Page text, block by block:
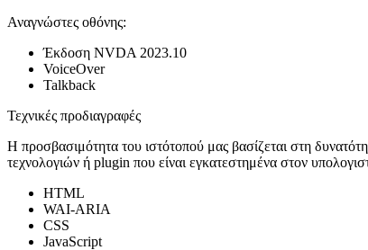
Αναγνώστες οθόνης:
Έκδοση NVDA 2023.10
VoiceOver
Talkback
Τεχνικές προδιαγραφές
Η προσβασιμότητα του ιστότοπού μας βασίζεται στη
τεχνολογιών ή plugin που είναι εγκατεστημένα στον
HTML
WAI-ARIA
CSS
JavaScript